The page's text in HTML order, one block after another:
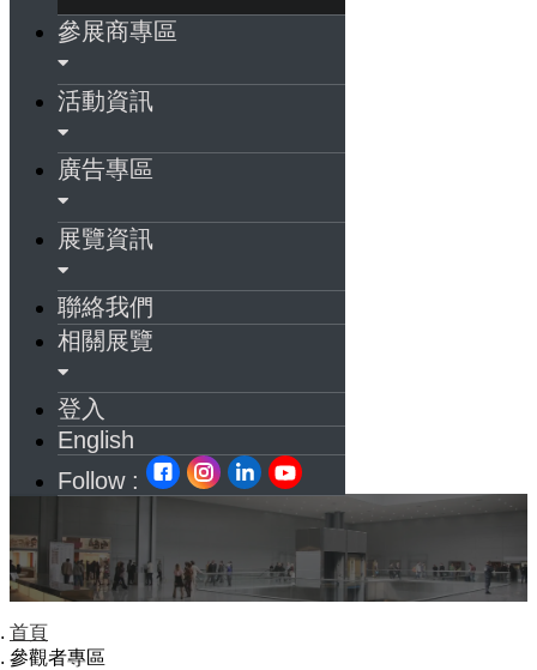
參展商專區
活動資訊
廣告專區
展覽資訊
聯絡我們
相關展覽
登入
English
Follow :
首頁
參觀者專區